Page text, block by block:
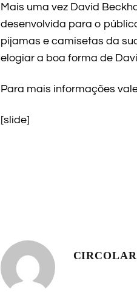
Mais uma vez David
desenvolvida para o
pijamas e camisetas da
elogiar a boa forma de
Para mais informações
[slide]